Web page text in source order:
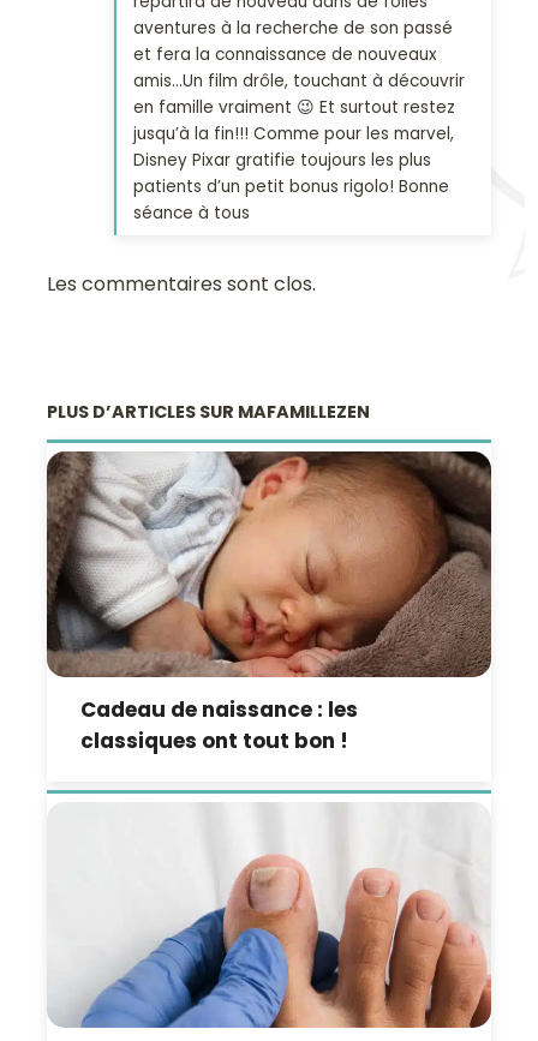
aventures à la recherche de son passé
et fera la connaissance de nouveaux
amis…Un film drôle, touchant à découvrir
en famille vraiment 😉 Et surtout restez
jusqu’à la fin!!! Comme pour les marvel,
Disney Pixar gratifie toujours les plus
patients d’un petit bonus rigolo! Bonne
séance à tous
Les commentaires sont clos.
PLUS D’ARTICLES SUR MAFAMILLEZEN
Cadeau de naissance : les
classiques ont tout bon !